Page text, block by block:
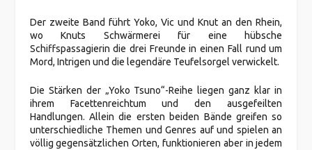
Der zweite Band führt Yoko, Vic und Knut an den Rhein,
wo Knuts Schwärmerei für eine hübsche
Schiffspassagierin die drei Freunde in einen Fall rund um
Mord, Intrigen und die legendäre Teufelsorgel verwickelt.
Die Stärken der „Yoko Tsuno“-Reihe liegen ganz klar in
ihrem Facettenreichtum und den ausgefeilten
Handlungen. Allein die ersten beiden Bände greifen so
unterschiedliche Themen und Genres auf und spielen an
völlig gegensätzlichen Orten, funktionieren aber in jedem